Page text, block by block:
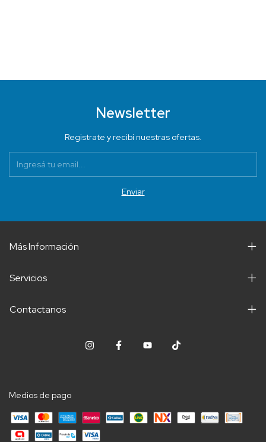
Newsletter
Registrate y recibí nuestras ofertas.
Más Información
Servicios
Contactanos
Medios de pago